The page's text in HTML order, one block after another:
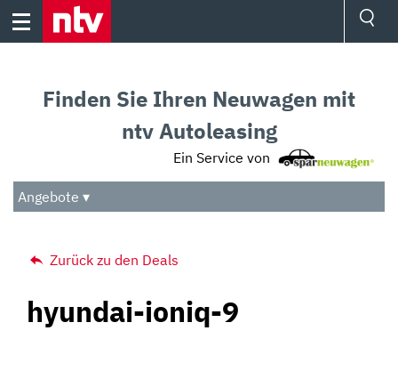
Skip
Audio
Das Beste
Finden Sie Ihren Neuwagen mit
ntv Autoleasing
Ein Service von
Angebote ▾
Zurück zu den Deals
hyundai-ioniq-9